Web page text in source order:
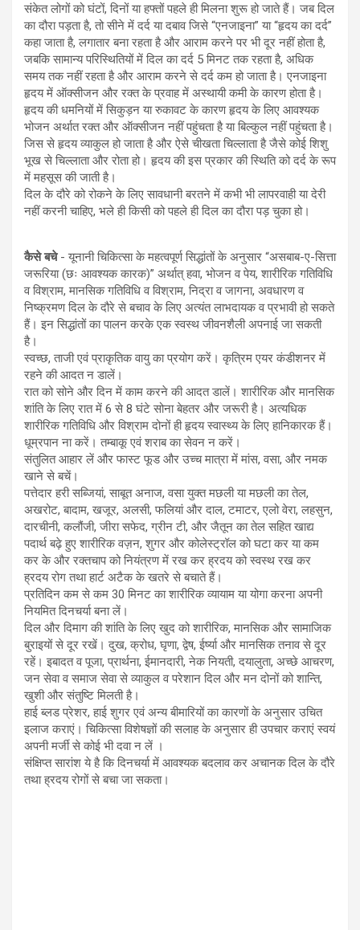
संकेत लोगों को घंटों, दिनों या हफ्तों पहले ही मिलना शुरू हो जाते हैं। जब दिल
का दौरा पड़ता है, तो सीने में दर्द या दबाव जिसे “एनजाइना” या “हृदय का दर्द”
कहा जाता है, लगातार बना रहता है और आराम करने पर भी दूर नहीं होता है,
जबकि सामान्य परिस्थितियों में दिल का दर्द 5 मिनट तक रहता है, अधिक
समय तक नहीं रहता है और आराम करने से दर्द कम हो जाता है। एनजाइना
हृदय में ऑक्सीजन और रक्त के प्रवाह में अस्थायी कमी के कारण होता है।
हृदय की धमनियों में सिकुड़न या रुकावट के कारण हृदय के लिए आवश्यक
भोजन अर्थात रक्त और ऑक्सीजन नहीं पहुंचता है या बिल्कुल नहीं पहुंचता है।
जिस से हृदय व्याकुल हो जाता है और ऐसे चीखता चिल्लाता है जैसे कोई शिशु
भूख से चिल्लाता और रोता हो। हृदय की इस प्रकार की स्थिति को दर्द के रूप
में महसूस की जाती है।
दिल के दौरे को रोकने के लिए सावधानी बरतने में कभी भी लापरवाही या देरी
नहीं करनी चाहिए, भले ही किसी को पहले ही दिल का दौरा पड़ चुका हो।
कैसे बचे - यूनानी चिकित्सा के महत्वपूर्ण सिद्धांतों के अनुसार “असबाब-ए-सित्ता
जरूरिया (छः आवश्यक कारक)” अर्थात् हवा, भोजन व पेय, शारीरिक गतिविधि
व विश्राम, मानसिक गतिविधि व विश्राम, निद्रा व जागना, अवधारण व
निष्क्रमण दिल के दौरे से बचाव के लिए अत्यंत लाभदायक व प्रभावी हो सकते
हैं। इन सिद्धांतों का पालन करके एक स्वस्थ जीवनशैली अपनाई जा सकती
है।
स्वच्छ, ताजी एवं प्राकृतिक वायु का प्रयोग करें। कृत्रिम एयर कंडीशनर में
रहने की आदत न डालें।
रात को सोने और दिन में काम करने की आदत डालें। शारीरिक और मानसिक
शांति के लिए रात में 6 से 8 घंटे सोना बेहतर और जरूरी है। अत्यधिक
शारीरिक गतिविधि और विश्राम दोनों ही हृदय स्वास्थ्य के लिए हानिकारक हैं।
धूम्रपान ना करें। तम्बाकू एवं शराब का सेवन न करें।
संतुलित आहार लें और फास्ट फूड और उच्च मात्रा में मांस, वसा, और नमक
खाने से बचें।
पत्तेदार हरी सब्जियां, साबूत अनाज, वसा युक्त मछली या मछली का तेल,
अखरोट, बादाम, खजूर, अलसी, फलियां और दाल, टमाटर, एलो वेरा, लहसुन,
दारचीनी, कलौंजी, जीरा सफेद, ग्रीन टी, और जैतून का तेल सहित खाद्य
पदार्थ बढ़े हुए शारीरिक वज़न, शुगर और कोलेस्ट्रॉल को घटा कर या कम
कर के और रक्तचाप को नियंत्रण में रख कर ह्रदय को स्वस्थ रख कर
ह्रदय रोग तथा हार्ट अटैक के खतरे से बचाते हैं।
प्रतिदिन कम से कम 30 मिनट का शारीरिक व्यायाम या योगा करना अपनी
नियमित दिनचर्या बना लें।
दिल और दिमाग की शांति के लिए खुद को शारीरिक, मानसिक और सामाजिक
बुराइयों से दूर रखें। दुख, क्रोध, घृणा, द्वेष, ईर्ष्या और मानसिक तनाव से दूर
रहें। इबादत व पूजा, प्रार्थना, ईमानदारी, नेक नियती, दयालुता, अच्छे आचरण,
जन सेवा व समाज सेवा से व्याकुल व परेशान दिल और मन दोनों को शान्ति,
खुशी और संतुष्टि मिलती है।
हाई ब्लड प्रेशर, हाई शुगर एवं अन्य बीमारियों का कारणों के अनुसार उचित
इलाज कराएं। चिकित्सा विशेषज्ञों की सलाह के अनुसार ही उपचार कराएं स्वयं
अपनी मर्जी से कोई भी दवा न लें ।
संक्षिप्त सारांश ये है कि दिनचर्या में आवश्यक बदलाव कर अचानक दिल के दौरे
तथा ह्रदय रोगों से बचा जा सकता।